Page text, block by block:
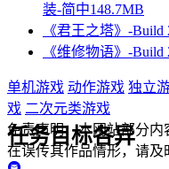
任务目标各异
装-简中148.7MB
《君王之塔》-
《维修物语》-
单机游戏 动作游戏 独立
戏 二次元类游戏
免责声明：本网站部分
在误传其作品情形，请及